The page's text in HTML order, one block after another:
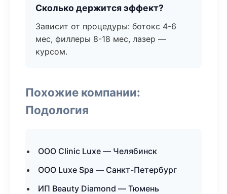
Сколько держится эффект?
Зависит от процедуры: ботокс 4-6
мес, филлеры 8-18 мес, лазер —
курсом.
Похожие компании:
Подология
ООО Clinic Luxe — Челябинск
ООО Luxe Spa — Санкт-Петербург
ИП Beauty Diamond — Тюмень